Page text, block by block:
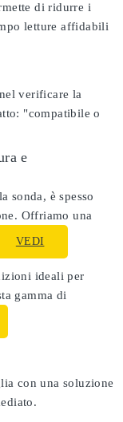
di ridurre i
letture affidabili
verificare la
"compatibile o
e
sonda, è spesso
Offriamo una
VEDI
ideali per
gamma di
con una soluzione